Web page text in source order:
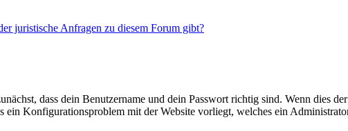
juristische Anfragen zu diesem Forum gibt?
dass dein Benutzername und dein Passwort richtig sind. Wenn dies
ein Konfigurationsproblem mit der Website vorliegt, welches ein